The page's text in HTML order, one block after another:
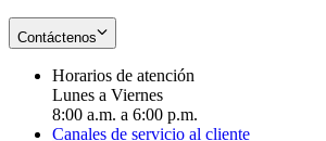
Contáctenos
Horarios de atención
Lunes a Viernes
8:00 a.m. a 6:00 p.m.
Canales de servicio al cliente